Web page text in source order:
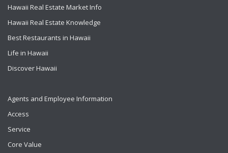
Hawaii Real Estate Market Info
Hawaii Real Estate Knowledge
Best Restaurants in Hawaii
Life in Hawaii
Discover Hawaii
Agents and Employee Information
Access
Service
Core Value